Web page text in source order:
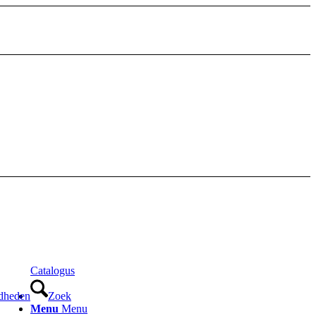
Catalogus
Zoek
Menu Menu